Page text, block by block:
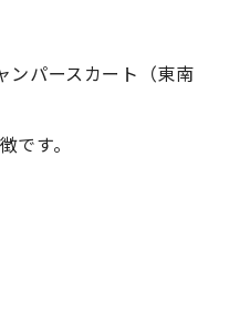
ンパースカート（東南
です。